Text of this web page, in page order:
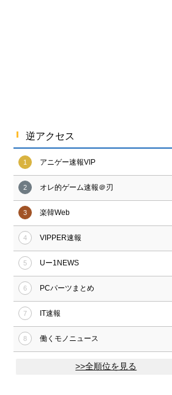
逆アクセス
1 アニゲー速報VIP
2 オレ的ゲーム速報＠刃
3 楽韓Web
4 VIPPER速報
5 Uー1NEWS
6 PCパーツまとめ
7 IT速報
8 働くモノニュース
>>全順位を見る